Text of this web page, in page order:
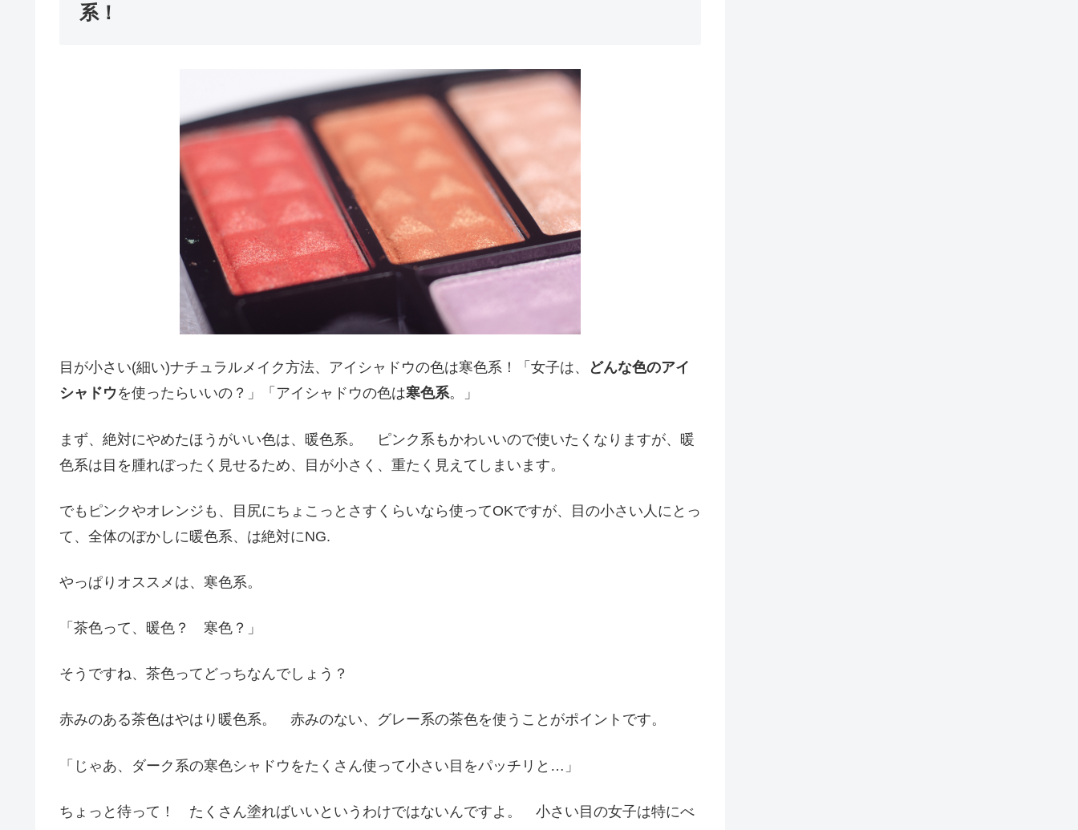
系！
目が小さい(細い)ナチュラルメイク方法、アイシャドウの色は寒色系！「女子は、
どんな色のアイ
シャドウを使ったらいいの？」「アイシャドウの色は寒色系。」
まず、絶対にやめたほうがいい色は、暖色系。 ピンク系もかわいいので使いたくなりますが、暖
色系は目を腫れぼったく見せるため、目が小さく、重たく見えてしまいます。
でもピンクやオレンジも、目尻にちょこっとさすくらいなら使ってOKですが、目の小さい人にとっ
て、全体のぼかしに暖色系、は絶対にNG.
やっぱりオススメは、寒色系。
「茶色って、暖色？ 寒色？」
そうですね、茶色ってどっちなんでしょう？
赤みのある茶色はやはり暖色系。 赤みのない、グレー系の茶色を使うことがポイントです。
「じゃあ、ダーク系の寒色シャドウをたくさん使って小さい目をパッチリと…」
ちょっと待って！ たくさん塗ればいいというわけではないんですよ。 小さい目の女子は特にべ